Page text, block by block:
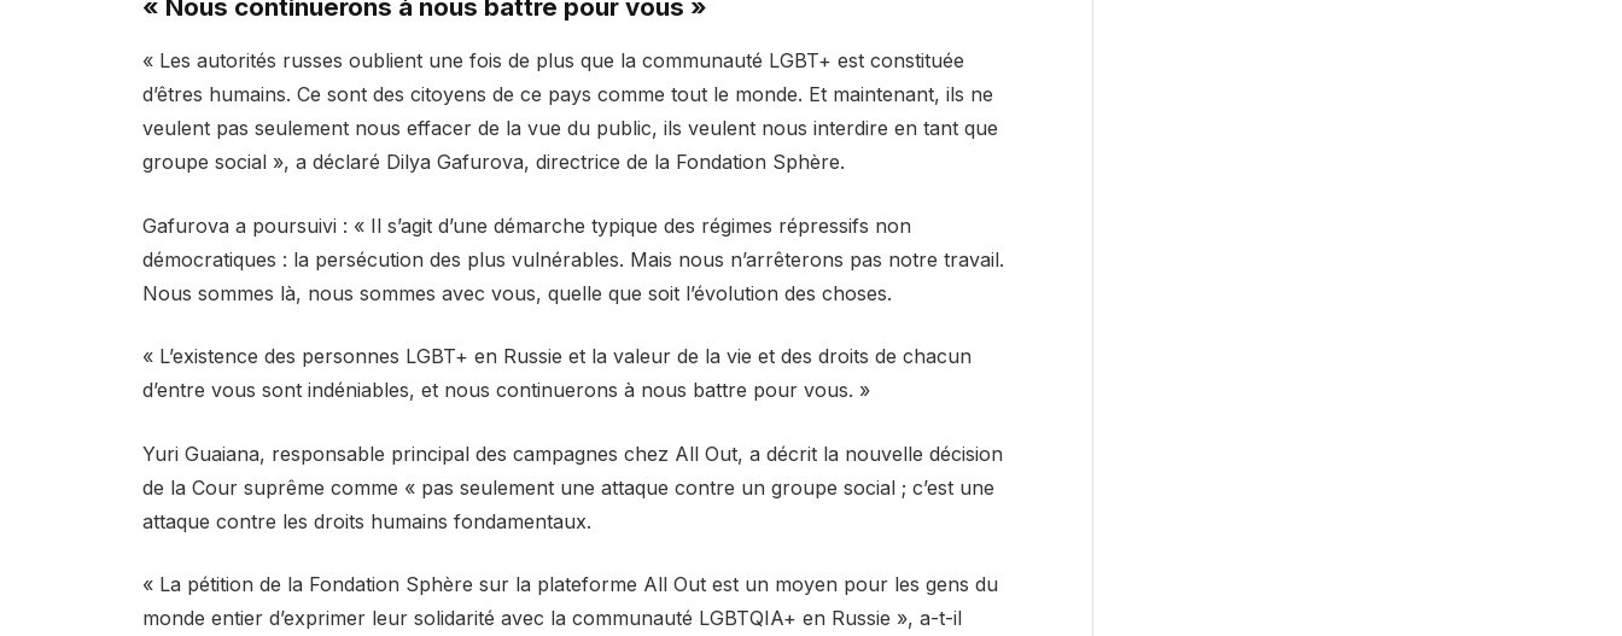
« Nous continuerons à nous battre pour vous »
« Les autorités russes oublient une fois de plus que la communauté LGBT+ est constituée
d’êtres humains. Ce sont des citoyens de ce pays comme tout le monde. Et maintenant, ils ne
veulent pas seulement nous effacer de la vue du public, ils veulent nous interdire en tant que
groupe social », a déclaré Dilya Gafurova, directrice de la Fondation Sphère.
Gafurova a poursuivi : « Il s’agit d’une démarche typique des régimes répressifs non
démocratiques : la persécution des plus vulnérables. Mais nous n’arrêterons pas notre travail.
Nous sommes là, nous sommes avec vous, quelle que soit l’évolution des choses.
« L’existence des personnes LGBT+ en Russie et la valeur de la vie et des droits de chacun
d’entre vous sont indéniables, et nous continuerons à nous battre pour vous. »
Yuri Guaiana, responsable principal des campagnes chez All Out, a décrit la nouvelle décision
de la Cour suprême comme « pas seulement une attaque contre un groupe social ; c’est une
attaque contre les droits humains fondamentaux.
« La pétition de la Fondation Sphère sur la plateforme All Out est un moyen pour les gens du
monde entier d’exprimer leur solidarité avec la communauté LGBTQIA+ en Russie », a-t-il